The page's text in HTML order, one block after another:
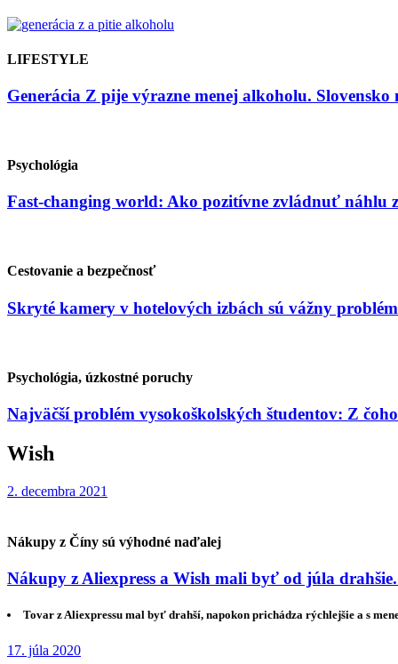
LIFESTYLE
Generácia Z pije výrazne menej alkoholu.
Psychológia
Fast-changing world: Ako pozitívne zvládnuť náhlu
Cestovanie a bezpečnosť
Skryté kamery v hotelových izbách sú vážny
Psychológia, úzkostné poruchy
Najväčší problém vysokoškolských študentov: Z
Wish
2. decembra 2021
Nákupy z Číny sú výhodné naďalej
Nákupy z Aliexpress a Wish mali byť od júla
Tovar z Aliexpressu mal byť drahší, napokon prichádza rýchlejšie a s
17. júla 2020